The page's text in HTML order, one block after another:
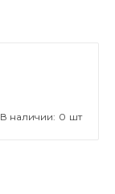
В наличии: 0 шт